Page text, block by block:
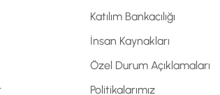
Katılım Bankacılığı
İnsan Kaynakları
Özel Durum Açıklamaları
Politikalarımız